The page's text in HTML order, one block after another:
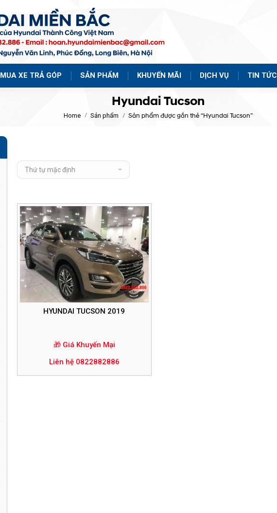
MUA XE TRẢ GÓP SẢN PHẨM KHUYẾN MÃI DỊCH VỤ TIN TỨC
Hyundai Tucson
Home Sản phẩm Sản phẩm được gắn thẻ “Hyundai Tucson”
HYUNDAI TUCSON 2019
🎁 Giá Khuyến Mại
Liên hệ 0822882886